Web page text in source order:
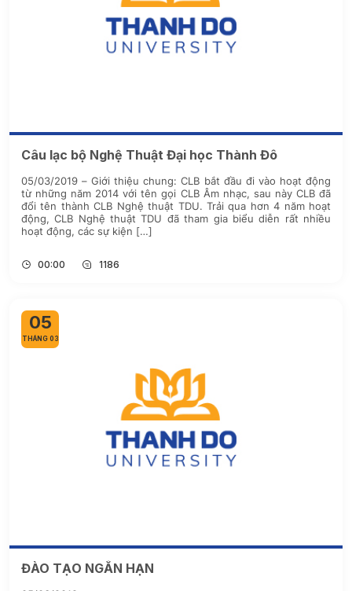
Câu lạc bộ Nghệ Thuật Đại học Thành Đô
05/03/2019 – Giới thiệu chung: CLB bắt đầu đi vào hoạt động
từ những năm 2014 với tên gọi CLB Âm nhạc, sau này CLB đã
đổi tên thành CLB Nghệ thuật TDU. Trải qua hơn 4 năm hoạt
động, CLB Nghệ thuật TDU đã tham gia biểu diễn rất nhiều
hoạt động, các sự kiện […]
00:00 1186
05
THÁNG 03
ĐÀO TẠO NGẮN HẠN